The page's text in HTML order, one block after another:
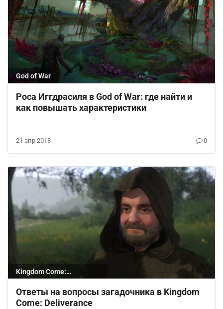
God of War
Роса Иггдрасиля в God of War: где найти и
как повышать характеристики
21 апр 2018 0
Kingdom Come:
Ответы на вопросы загадочника в Kingdom
Come: Deliverance